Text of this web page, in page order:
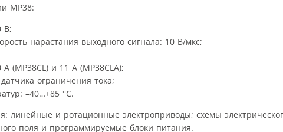
MP38:
В;
нарастания выходного сигнала: 10 В/мкс;
(MP38CL) и 11 А (MP38CLA);
ограничения тока;
–40…+85 °С.
линейные и ротационные электроприводы; схемы
поля и программируемые блоки питания.